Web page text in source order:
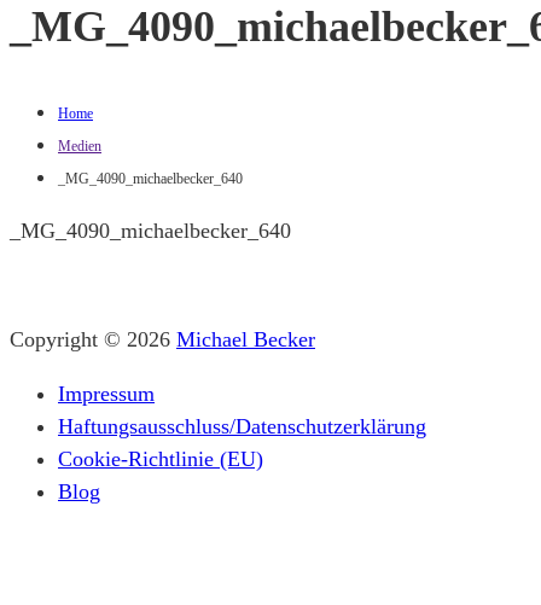
Home
Medien
_MG_4090_michaelbecker_640
_MG_4090_michaelbecker_640
Copyright © 2026 Michael Becker
Impressum
Haftungsausschluss/Datenschutzerklärung
Cookie-Richtlinie (EU)
Blog